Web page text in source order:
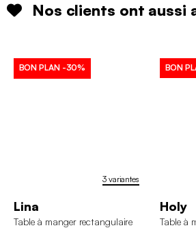
Nos clients ont aussi
3 variantes
BON PLAN -30%
Lina
Table à manger rectangulaire
BON
Holy
Table à